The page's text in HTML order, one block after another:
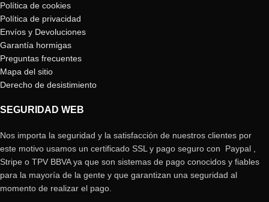
Política de cookies
Política de privacidad
Envíos y Devoluciones
Garantía hormigas
Preguntas frecuentes
Mapa del sitio
Derecho de desistimiento
SEGURIDAD WEB
Nos importa la seguridad y la satisfacción de nuestros clientes por
este motivo usamos un certificado SSL y pago seguro con Paypal ,
Stripe o TPV BBVA ya que son sistemas de pago conocidos y fiables
para la mayoría de la gente y que garantizan una seguridad al
momento de realizar el pago.